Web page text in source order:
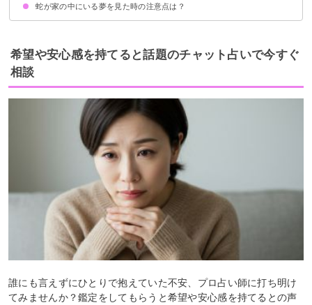
蛇が家の中にいて怖いと感じる夢【警告夢】
蛇が家の中にいて驚いたと感じる夢【吉夢】
蛇が家の中にいて嬉しいと感じる夢【吉夢】
蛇が家の中にいる夢を見た時の注意点は？
吉夢なので人に話さないようにする
宝くじを買うならなるべく早めに
希望や安心感を持てると話題のチャット占いで今すぐ
相談
誰にも言えずにひとりで抱えていた不安、プロ占い師に打ち明け
てみませんか？鑑定をしてもらうと希望や安心感を持てるとの声